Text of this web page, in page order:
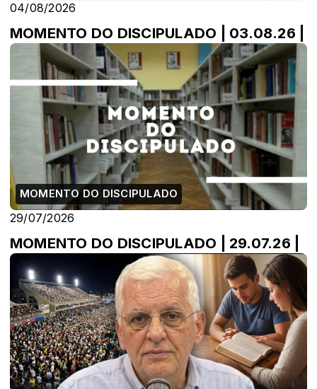
04/08/2026
MOMENTO DO DISCIPULADO | 03.08.26 |
MOMENTO DO DISCIPULADO
29/07/2026
MOMENTO DO DISCIPULADO | 29.07.26 |